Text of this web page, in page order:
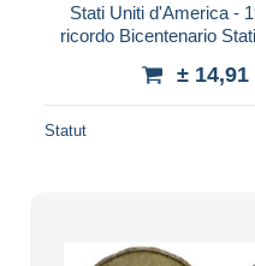
Stati Uniti d'America -
ricordo Bicentenario
± 14,91
Statut